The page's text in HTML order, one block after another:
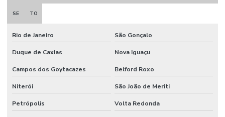
Montagem industrial empresas
Obra civil industrial
Orçamento projeto de combate a incêndio
Porta corta fogo industrial
Porta corta fogo orçamento
SE TO
Rio de Janeiro São Gonçalo
Duque de Caxias Nova Iguaçu
Campos dos Goytacazes Belford Roxo
Niterói São João de Meriti
Petrópolis Volta Redonda